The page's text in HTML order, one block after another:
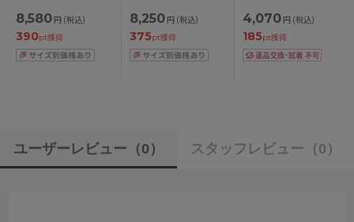
ジャー単品 フルカッ
プ BCDEFGHIカップ
アンダー
70/75/80/85/90/95/10
8,580 円 (税込)
390pt獲得
ダー
65/70/75/80/85cm
8,250 円 (税込)
375pt獲得
きこみ丈あさめ ロー
ライズ ハイレッグシ
ョーツ M/L
4,070 円 (税込)
185pt獲得
ユーザーレビュー （0） スタッフレビュー （0）